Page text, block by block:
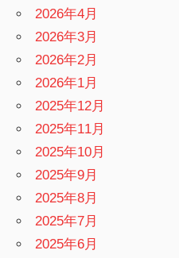
2026年4月
2026年3月
2026年2月
2026年1月
2025年12月
2025年11月
2025年10月
2025年9月
2025年8月
2025年7月
2025年6月